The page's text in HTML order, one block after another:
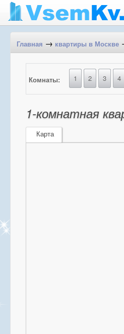
Главная → квартиры в Москве
Комнаты: 1 2 3 4
1-комнатная
Карта